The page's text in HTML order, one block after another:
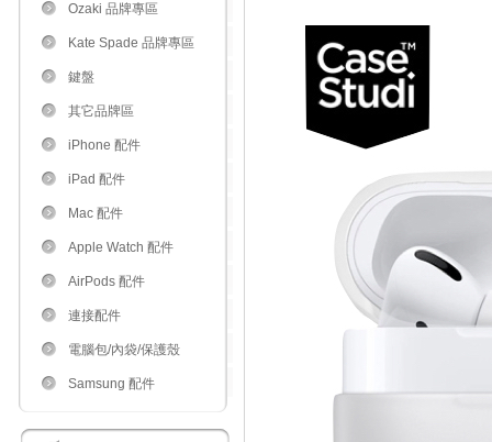
Ozaki 品牌專區
Kate Spade 品牌專區
鍵盤
其它品牌區
iPhone 配件
iPad 配件
Mac 配件
Apple Watch 配件
AirPods 配件
連接配件
電腦包/內袋/保護殼
Samsung 配件